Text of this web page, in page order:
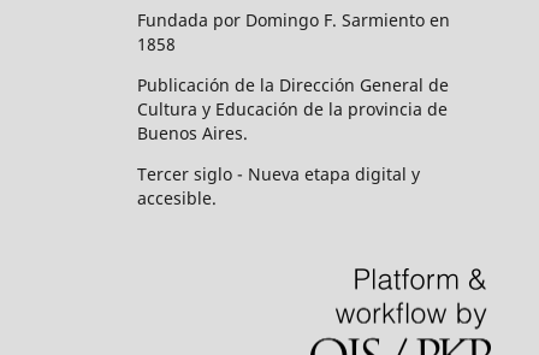
Fundada por Domingo F. Sarmiento en
1858
Publicación de la Dirección General de
Cultura y Educación de la provincia de
Buenos Aires.
Tercer siglo - Nueva etapa digital y
accesible.